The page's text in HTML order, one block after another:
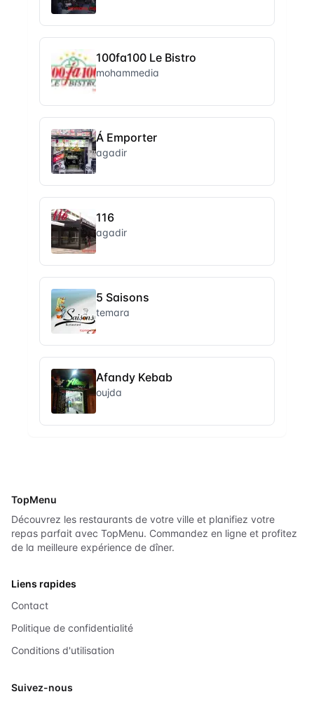
100fa100 Le Bistro
mohammedia
Á Emporter
agadir
116
agadir
5 Saisons
temara
Afandy Kebab
oujda
TopMenu
Découvrez les restaurants de votre ville et planifiez votre
repas parfait avec TopMenu. Commandez en ligne et profitez
de la meilleure expérience de dîner.
Liens rapides
Contact
Politique de confidentialité
Conditions d'utilisation
Suivez-nous